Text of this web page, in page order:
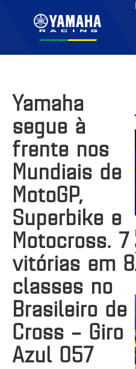
Yamaha
segue à
frente nos
Mundiais de
MotoGP,
Superbike e
Motocross. 7
vitórias em 8
classes no
Brasileiro de
Cross – Giro
Azul 057